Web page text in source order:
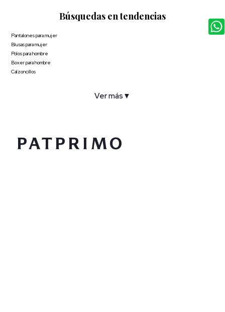
Búsquedas en tendencias
Pantalones para mujer
Blusas para mujer
Polos para hombre
Boxer para hombre
Calzoncillos
Ver más ▼